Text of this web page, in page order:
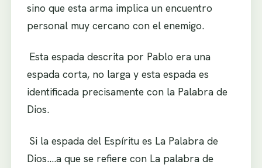
sino que esta arma implica un encuentro
personal muy cercano con el enemigo.
Esta espada descrita por Pablo era una
espada corta, no larga y esta espada es
identificada precisamente con la Palabra de
Dios.
Si la espada del Espíritu es La Palabra de
Dios….a que se refiere con La palabra de